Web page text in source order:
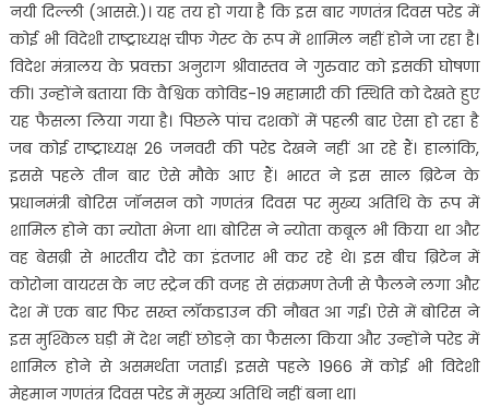
नयी दिल्ली (आससे.)। यह तय हो गया है कि इस बार गणतंत्र दिवस परेड में
कोई भी विदेशी राष्ट्राध्यक्ष चीफ गेस्ट के रूप में शामिल नहीं होने जा रहा है।
विदेश मंत्रालय के प्रवक्ता अनुराग श्रीवास्तव ने गुरुवार को इसकी घोषणा
की। उन्होंने बताया कि वैश्विक कोविड-19 महामारी की स्थिति को देखते हुए
यह फैसला लिया गया है। पिछले पांच दशकों में पहली बार ऐसा हो रहा है
जब कोई राष्ट्राध्यक्ष 26 जनवरी की परेड देखने नहीं आ रहे हैं। हालांकि,
इससे पहले तीन बार ऐसे मौके आए हैं। भारत ने इस साल ब्रिटेन के
प्रधानमंत्री बोरिस जॉनसन को गणतंत्र दिवस पर मुख्य अतिथि के रूप में
शामिल होने का न्योता भेजा था। बोरिस ने न्योता कबूल भी किया था और
वह बेसब्री से भारतीय दौरे का इंतजार भी कर रहे थे। इस बीच ब्रिटेन में
कोरोना वायरस के नए स्ट्रेन की वजह से संक्रमण तेजी से फैलने लगा और
देश में एक बार फिर सख्त लॉकडाउन की नौबत आ गई। ऐसे में बोरिस ने
इस मुश्किल घड़ी में देश नहीं छोडऩे का फैसला किया और उन्होंने परेड में
शामिल होने से असमर्थता जताई। इससे पहले 1966 में कोई भी विदेशी
मेहमान गणतंत्र दिवस परेड में मुख्य अतिथि नहीं बना था।